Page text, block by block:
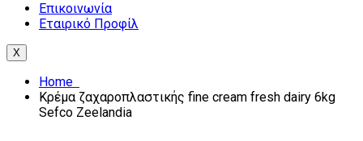
Επικοινωνία
Εταιρικό Προφίλ
X
Home
Κρέμα ζαχαροπλαστικής fine cream fresh dairy 6kg
Sefco Zeelandia